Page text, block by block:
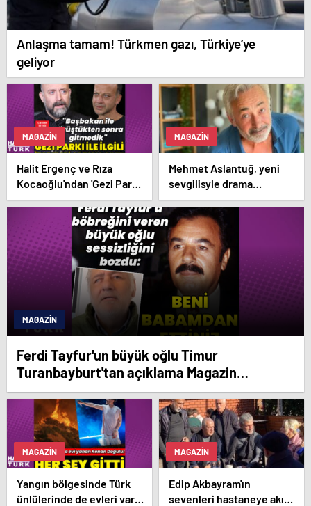
Anlaşma tamam! Türkmen gazı, Türkiye’ye
geliyor
MAGAZIN
Halit Ergenç ve Rıza
Kocaoğlu'ndan 'Gezi Parkı'
ifadesi – Magazin
MAGAZIN
Mehmet Aslantuğ, yeni
sevgilisyle drama
çalışmalarında tanıştı –
Magazin haberleri
MAGAZIN
Ferdi Tayfur'un büyük oğlu Timur
Turanbayburt'tan açıklama Magazin
haberleri
MAGAZIN
Yangın bölgesinde Türk
ünlülerinde de evleri var –
MAGAZIN
Edip Akbayram'ın
sevenleri hastaneye akın